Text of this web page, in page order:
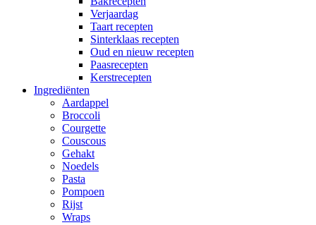
Verjaardag
Taart recepten
Sinterklaas recepten
Oud en nieuw recepten
Paasrecepten
Kerstrecepten
Ingrediënten
Aardappel
Broccoli
Courgette
Couscous
Gehakt
Noedels
Pasta
Pompoen
Rijst
Wraps